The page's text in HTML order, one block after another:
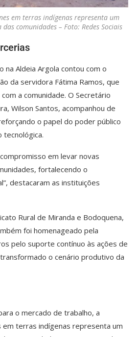
em terras indígenas representa um
comunidades – Foto: Redes Sociais
na Aldeia Argola contou com o
da servidora Fátima Ramos, que
a comunidade. O Secretário
Wilson Santos, acompanhou de
o papel do poder público
tecnológica.
em levar novas
fortalecendo o
destacaram as instituições
Rural de Miranda e Bodoquena,
foi homenageado pela
pelo suporte contínuo às ações de
o cenário produtivo da
o mercado de trabalho, a
terras indígenas representa um